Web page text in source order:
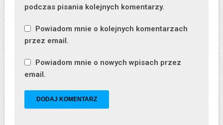
podczas pisania kolejnych komentarzy.
Powiadom mnie o kolejnych komentarzach
przez email.
Powiadom mnie o nowych wpisach przez
email.